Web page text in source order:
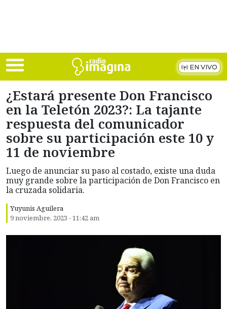
EN VIVO
¿Estará presente Don Francisco
en la Teletón 2023?: La tajante
respuesta del comunicador
sobre su participación este 10 y
11 de noviembre
Luego de anunciar su paso al costado, existe una duda
muy grande sobre la participación de Don Francisco en
la cruzada solidaria.
Yuyunis Aguilera
9 noviembre, 2023 - 11:42 am